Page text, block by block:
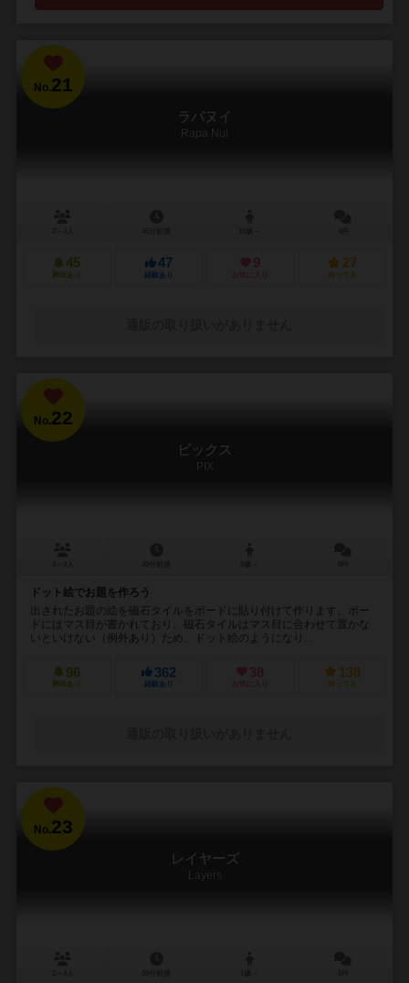
No.21
ラパヌイ
Rapa Nui
45
興味あり
47
経験あり
9
お気に入り
27
持ってる
No.22
ピックス
PIX
ドット絵でお題を作ろう
出されたお題の絵を磁石タイルをボードに貼り付けて作ります。ボー
ドにはマス目が書かれており、磁石タイルはマス目に合わせて置かな
いといけない（例外あり）ため、ドット絵のようになり...
96
興味あり
362
経験あり
38
お気に入り
138
持ってる
No.23
レイヤーズ
Layers